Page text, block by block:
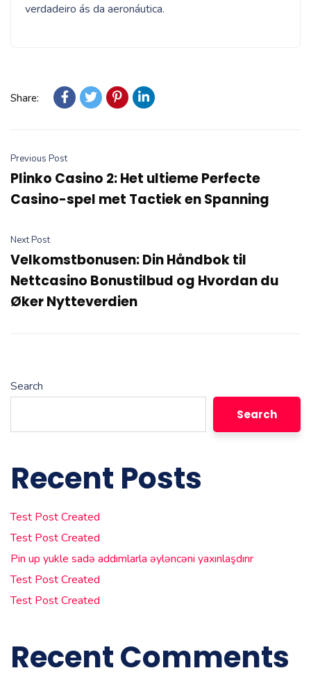
verdadeiro ás da aeronáutica.
Share:
Previous Post
Plinko Casino 2: Het ultieme Perfecte
Casino-spel met Tactiek en Spanning
Next Post
Velkomstbonusen: Din Håndbok til
Nettcasino Bonustilbud og Hvordan du
Øker Nytteverdien
Search
Search
Recent Posts
Test Post Created
Test Post Created
Pin up yukle sadə addımlarla əyləncəni yaxınlaşdırır
Test Post Created
Test Post Created
Recent Comments